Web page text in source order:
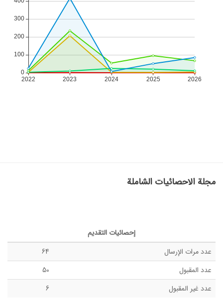
مجلة الاحصائيات الشاملة
إحصائيات التقديم
عدد مرات الإرسال
64
عدد المقبول
50
عدد غیر المقبول
6